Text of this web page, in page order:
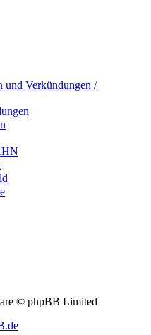
Verkündungen /
© phpBB Limited